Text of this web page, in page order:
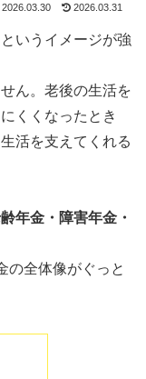
2026.03.30 2026.03.31
いうイメージが強
ん。老後の生活を
くくなったとき
活を支えてくれる
年金・障害年金・
の全体像がぐっと